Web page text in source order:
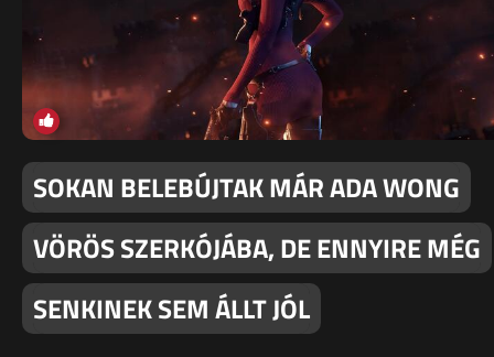
SOKAN BELEBÚJTAK MÁR ADA WONG
VÖRÖS SZERKÓJÁBA, DE ENNYIRE MÉG
SENKINEK SEM ÁLLT JÓL